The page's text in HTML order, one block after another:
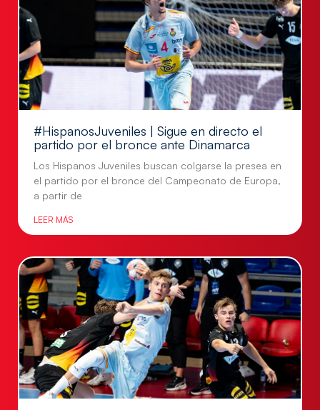
#HispanosJuveniles | Sigue en directo el
partido por el bronce ante Dinamarca
Los Hispanos Juveniles buscan colgarse la presea en
el partido por el bronce del Campeonato de Europa,
a partir de
LEER MÁS